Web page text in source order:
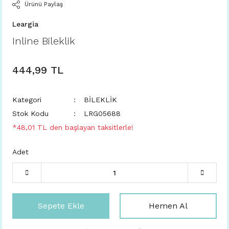
Ürünü Paylaş
Leargia
Inline Bileklik
444,99 TL
Kategori
BİLEKLİK
Stok Kodu
LRG05688
*48,01 TL den başlayan taksitlerle!
Adet
Sepete Ekle Hemen Al